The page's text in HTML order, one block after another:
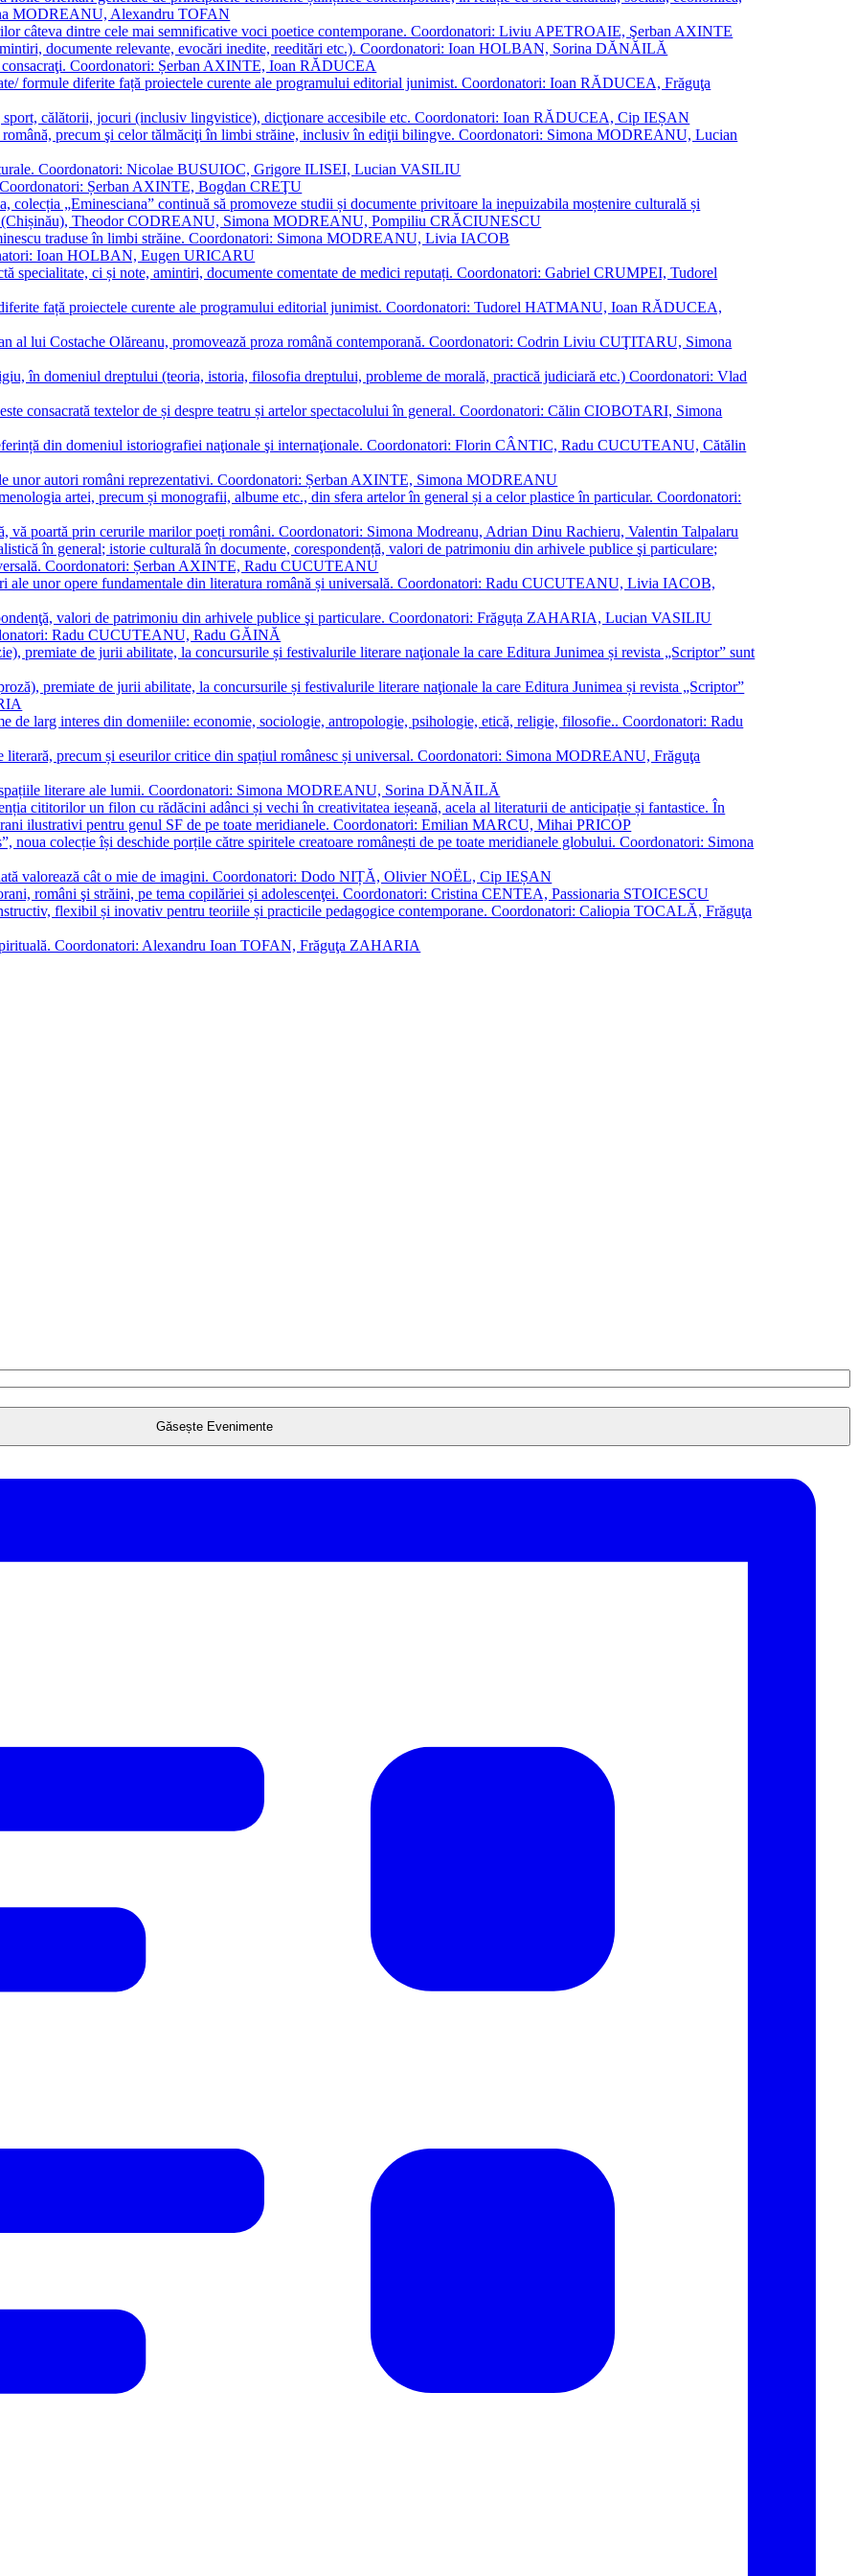
MODREANU, Alexandru TOFAN
câteva dintre cele mai semnificative voci poetice contemporane. Coordonatori: Liviu APETROAIE, Şerban AXINTE
documente relevante, evocări inedite, reeditări etc.). Coordonatori: Ioan HOLBAN, Sorina DĂNĂILĂ
Coordonatori: Șerban AXINTE, Ioan RĂDUCEA
formule diferite față proiectele curente ale programului editorial junimist. Coordonatori: Ioan RĂDUCEA, Frăguţa
sport, călătorii, jocuri (inclusiv lingvistice), dicţionare accesibile etc. Coordonatori: Ioan RĂDUCEA, Cip IEȘAN
română, precum şi celor tălmăciţi în limbi străine, inclusiv în ediţii bilingve. Coordonatori: Simona MODREANU, Lucian
Coordonatori: Nicolae BUSUIOC, Grigore ILISEI, Lucian VASILIU
Șerban AXINTE, Bogdan CREŢU
colecția „Eminesciana” continuă să promoveze studii și documente privitoare la inepuizabila moștenire culturală și
Theodor CODREANU, Simona MODREANU, Pompiliu CRĂCIUNESCU
traduse în limbi străine. Coordonatori: Simona MODREANU, Livia IACOB
Ioan HOLBAN, Eugen URICARU
specialitate, ci și note, amintiri, documente comentate de medici reputați. Coordonatori: Gabriel CRUMPEI, Tudorel
față proiectele curente ale programului editorial junimist. Coordonatori: Tudorel HATMANU, Ioan RĂDUCEA,
al lui Costache Olăreanu, promovează proza română contemporană. Coordonatori: Codrin Liviu CUŢITARU, Simona
în domeniul dreptului (teoria, istoria, filosofia dreptului, probleme de morală, practică judiciară etc.) Coordonatori: Vlad
consacrată textelor de și despre teatru și artelor spectacolului în general. Coordonatori: Călin CIOBOTARI, Simona
din domeniul istoriografiei naţionale şi internaţionale. Coordonatori: Florin CÂNTIC, Radu CUCUTEANU, Cătălin
unor autori români reprezentativi. Coordonatori: Șerban AXINTE, Simona MODREANU
artei, precum și monografii, albume etc., din sfera artelor în general și a celor plastice în particular. Coordonatori:
vă poartă prin cerurile marilor poeți români. Coordonatori: Simona Modreanu, Adrian Dinu Rachieru, Valentin Talpalaru
în general; istorie culturală în documente, corespondență, valori de patrimoniu din arhivele publice şi particulare;
Coordonatori: Șerban AXINTE, Radu CUCUTEANU
ale unor opere fundamentale din literatura română și universală. Coordonatori: Radu CUCUTEANU, Livia IACOB,
valori de patrimoniu din arhivele publice şi particulare. Coordonatori: Frăguța ZAHARIA, Lucian VASILIU
Radu CUCUTEANU, Radu GĂINĂ
premiate de jurii abilitate, la concursurile și festivalurile literare naţionale la care Editura Junimea și revista „Scriptor” sunt
premiate de jurii abilitate, la concursurile și festivalurile literare naţionale la care Editura Junimea și revista „Scriptor”
de larg interes din domeniile: economie, sociologie, antropologie, psihologie, etică, religie, filosofie.. Coordonatori: Radu
literară, precum și eseurilor critice din spațiul românesc și universal. Coordonatori: Simona MODREANU, Frăguţa
literare ale lumii. Coordonatori: Simona MODREANU, Sorina DĂNĂILĂ
cititorilor un filon cu rădăcini adânci și vechi în creativitatea ieșeană, acela al literaturii de anticipație și fantastice. În
ilustrativi pentru genul SF de pe toate meridianele. Coordonatori: Emilian MARCU, Mihai PRICOP
noua colecție își deschide porțile către spiritele creatoare românești de pe toate meridianele globului. Coordonatori: Simona
valorează cât o mie de imagini. Coordonatori: Dodo NIȚĂ, Olivier NOËL, Cip IEȘAN
români şi străini, pe tema copilăriei și adolescenţei. Coordonatori: Cristina CENTEA, Passionaria STOICESCU
flexibil și inovativ pentru teoriile și practicile pedagogice contemporane. Coordonatori: Caliopia TOCALĂ, Frăguţa
Coordonatori: Alexandru Ioan TOFAN, Frăguţa ZAHARIA
Găsește Evenimente